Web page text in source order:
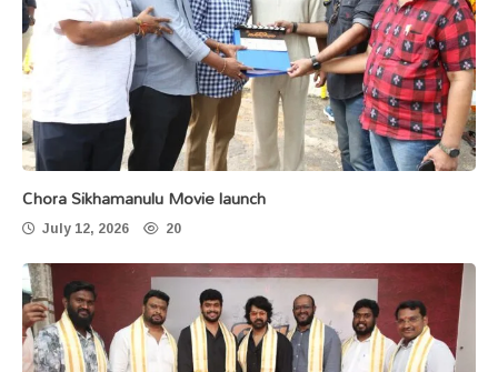
Chora Sikhamanulu Movie launch
July 12, 2026 20